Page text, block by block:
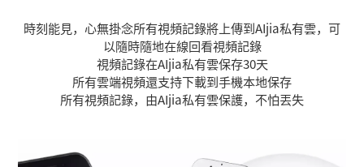
時刻能見，心無掛念所有視頻記錄將上傳到AIjia私有雲，可
以隨時隨地在線回看視頻記錄
視頻記錄在AIjia私有雲保存30天
所有雲端視頻還支持下載到手機本地保存
所有視頻記錄，由AIjia私有雲保護，不怕丟失